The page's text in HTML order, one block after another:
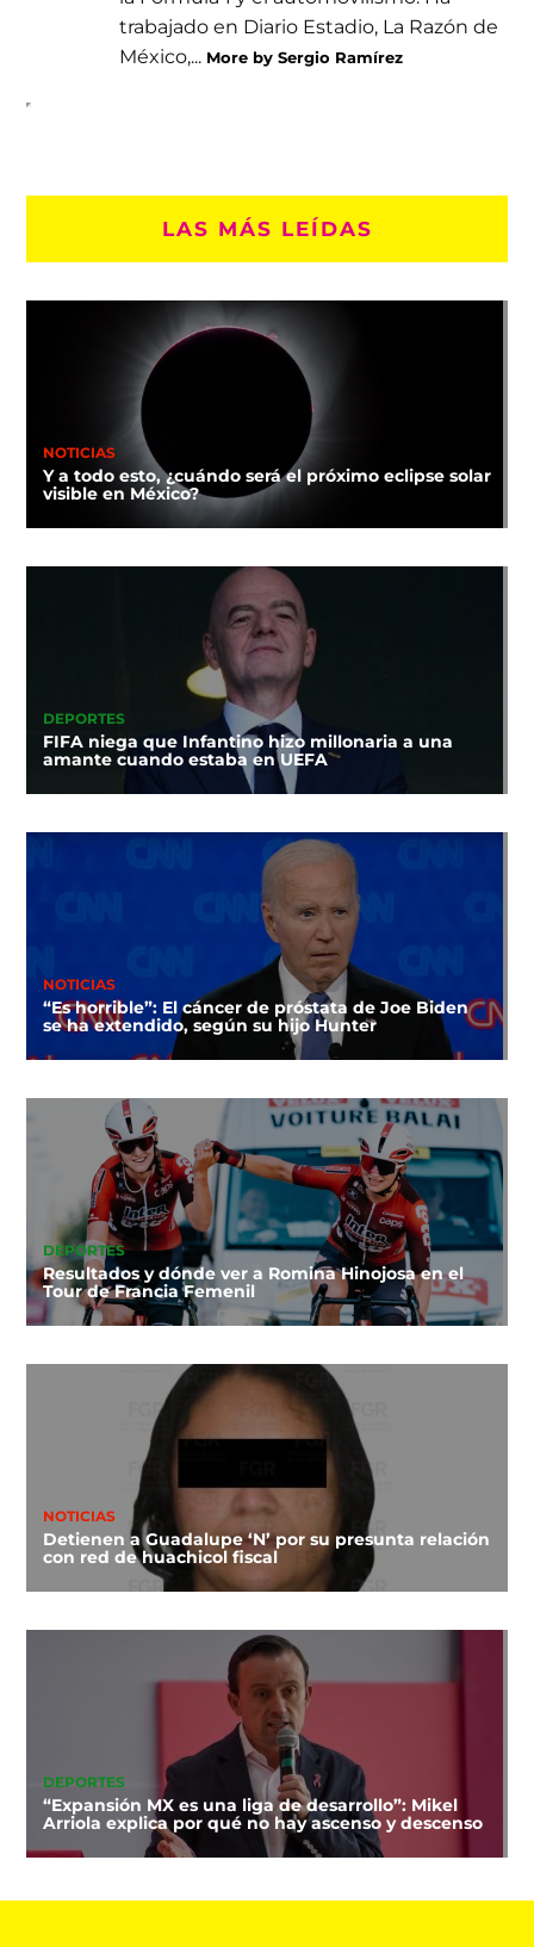
trabajado en Diario Estadio, La Razón de
México,... More by Sergio Ramírez
LAS MÁS LEÍDAS
NOTICIAS
Y a todo esto, ¿cuándo será el próximo eclipse solar
visible en México?
DEPORTES
FIFA niega que Infantino hizo millonaria a una
amante cuando estaba en UEFA
NOTICIAS
“Es horrible”: El cáncer de próstata de Joe Biden
se ha extendido, según su hijo Hunter
DEPORTES
Resultados y dónde ver a Romina Hinojosa en el
Tour de Francia Femenil
NOTICIAS
Detienen a Guadalupe ‘N’ por su presunta relación
con red de huachicol fiscal
DEPORTES
“Expansión MX es una liga de desarrollo”: Mikel
Arriola explica por qué no hay ascenso y descenso